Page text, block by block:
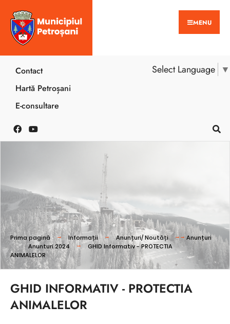
MENU
Select Language ▼
Contact
Hartă Petroșani
E-consultare
Prima pagină Informații Anunțuri/ Noutăți
Anunțuri
Anunturi 2024
GHID Informativ - PROTECTIA
ANIMALELOR
GHID INFORMATIV - PROTECTIA
ANIMALELOR